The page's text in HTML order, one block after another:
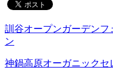
訓谷オープンガーデンフ
ン
神鍋高原オーガニックセ